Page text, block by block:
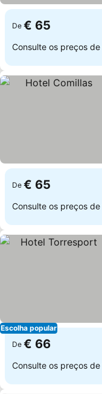
De € 65
Consulte os preços de
De € 65
Consulte os preços de
Escolha popular
De € 66
Consulte os preços de